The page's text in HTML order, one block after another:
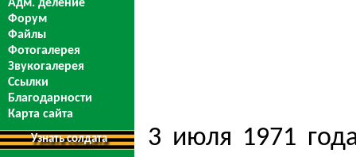
Адм. деление
Форум
Файлы
Фотогалерея
Звукогалерея
Ссылки
Благодарности
Карта сайта
Узнать солдата
3 июля 1971